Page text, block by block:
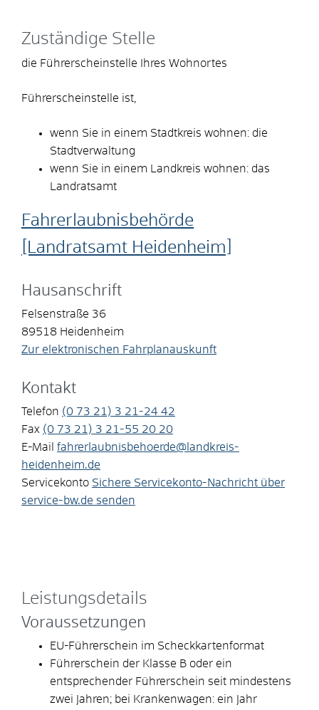
Zuständige Stelle
die Führerscheinstelle Ihres Wohnortes
Führerscheinstelle ist,
wenn Sie in einem Stadtkreis wohnen: die
Stadtverwaltung
wenn Sie in einem Landkreis wohnen: das
Landratsamt
Fahrerlaubnisbehörde
[Landratsamt Heidenheim]
Hausanschrift
Felsenstraße 36
89518 Heidenheim
Zur elektronischen Fahrplanauskunft
Kontakt
Telefon (0 73 21) 3 21-24 42
Fax (0 73 21) 3 21-55 20 20
E-Mail fahrerlaubnisbehoerde@landkreis-
heidenheim.de
Servicekonto Sichere Servicekonto-Nachricht über
service-bw.de senden
Leistungsdetails
Voraussetzungen
EU-Führerschein im Scheckkartenformat
Führerschein der Klasse B oder ein
entsprechender Führerschein seit mindestens
zwei Jahren; bei Krankenwagen: ein Jahr